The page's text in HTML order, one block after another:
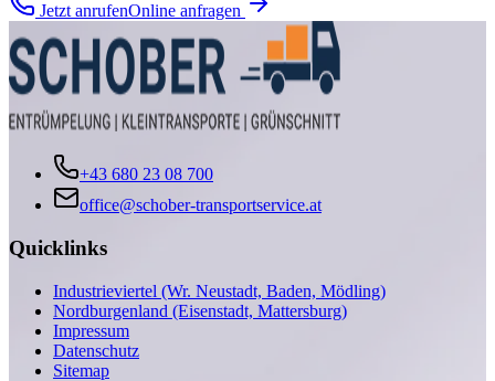
Jetzt anrufenOnline anfragen
+43 680 23 08 700
office@schober-transportservice.at
Quicklinks
Industrieviertel (Wr. Neustadt, Baden, Mödling)
Nordburgenland (Eisenstadt, Mattersburg)
Impressum
Datenschutz
Sitemap